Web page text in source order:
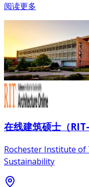
阅读更多
在线建筑硕士（RIT-
Rochester Institute
Sustainability